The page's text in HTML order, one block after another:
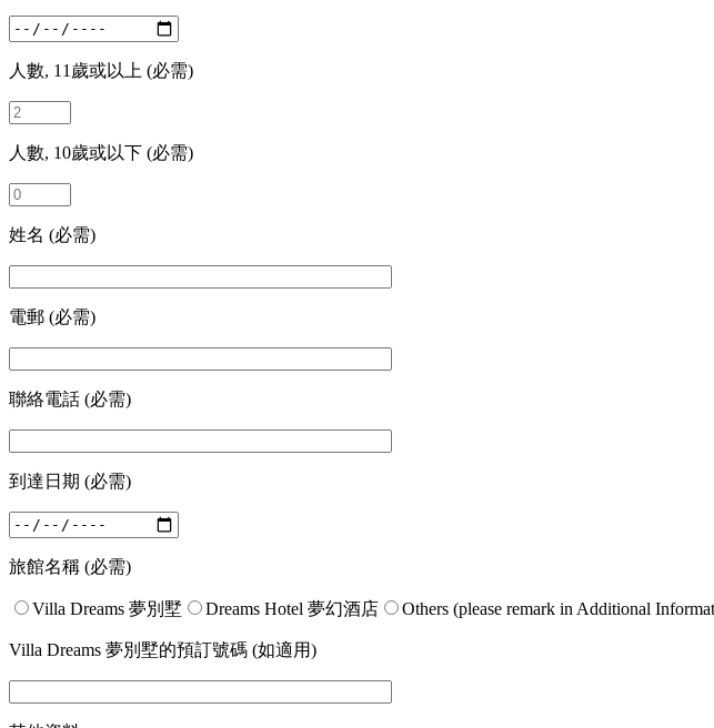
人數, 11歲或以上 (必需)
人數, 10歲或以下 (必需)
姓名 (必需)
電郵 (必需)
聯絡電話 (必需)
到達日期 (必需)
旅館名稱 (必需)
Villa Dreams 夢別墅 Dreams Hotel 夢幻酒店 Others (please remark in Additional
Villa Dreams 夢別墅的預訂號碼 (如適用)